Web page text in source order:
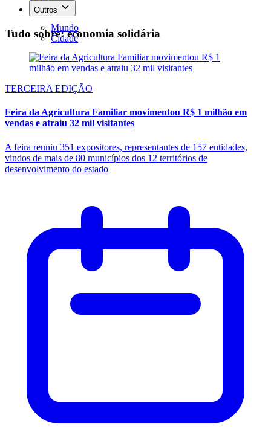
Outros
Mundo
Cidade
Tudo sobre: economia solidária
TERCEIRA EDIÇÃO
Feira da Agricultura Familiar movimentou R$ 1 milhão em
vendas e atraiu 32 mil visitantes
A feira reuniu 351 expositores, representantes de 157 entidades,
vindos de mais de 80 municípios dos 12 territórios de
desenvolvimento do estado